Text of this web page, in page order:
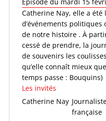
Catherine Nay, elle a été
d’événements
de notre histoire . À
cessé de prendre, la
de souvenirs les
qu’elle connaît mieux
temps passe : Bouquins)
Les invités
Catherine Nay
française